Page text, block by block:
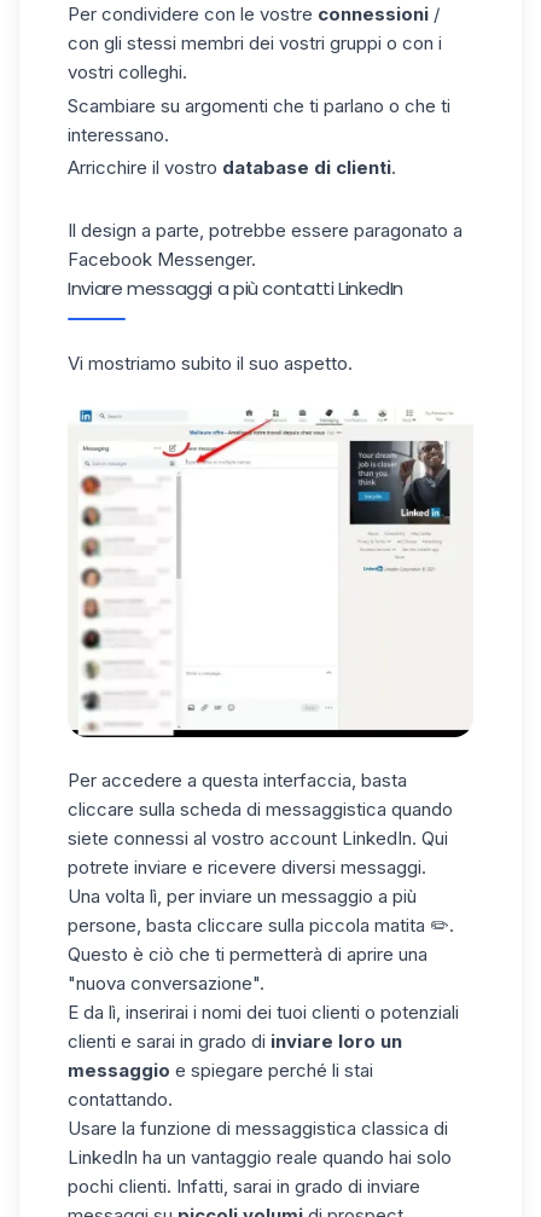
Per condividere con le vostre connessioni /
con gli stessi membri dei vostri gruppi o con i
vostri colleghi.
Scambiare su argomenti che ti parlano o che ti
interessano.
Arricchire il vostro database di clienti.
Il design a parte, potrebbe essere paragonato a
Facebook Messenger.
Inviare messaggi a più contatti LinkedIn
Vi mostriamo subito il suo aspetto.
Per accedere a questa interfaccia, basta
cliccare sulla scheda di messaggistica quando
siete connessi al vostro account LinkedIn. Qui
potrete inviare e ricevere diversi messaggi.
Una volta lì, per inviare un messaggio a più
persone, basta cliccare sulla piccola matita ✏️.
Questo è ciò che ti permetterà di aprire una
"nuova conversazione".
E da lì, inserirai i nomi dei tuoi clienti o potenziali
clienti e sarai in grado di inviare loro un
messaggio e spiegare perché li stai
contattando.
Usare la funzione di messaggistica classica di
LinkedIn ha un vantaggio reale quando hai solo
pochi clienti. Infatti, sarai in grado di inviare